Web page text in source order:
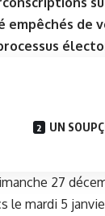
de
UN
27
le mardi 5